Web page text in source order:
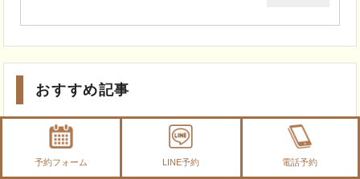
おすすめ記事
予約フォーム LINE予約 電話予約